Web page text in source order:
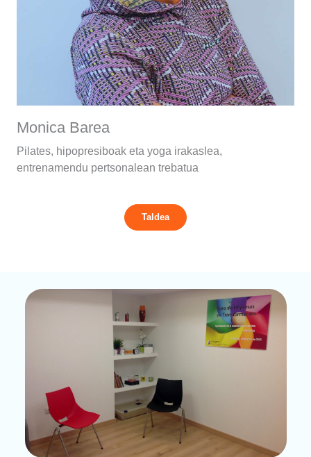
Monica Barea
Pilates, hipopresiboak eta yoga irakaslea,
entrenamendu pertsonalean trebatua
Taldea